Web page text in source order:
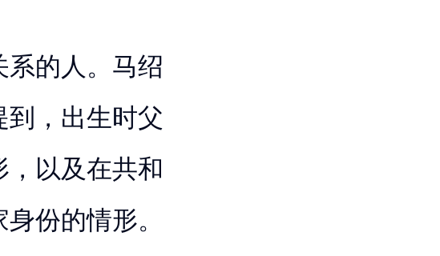
的人。马绍
，出生时父
以及在共和
份的情形。